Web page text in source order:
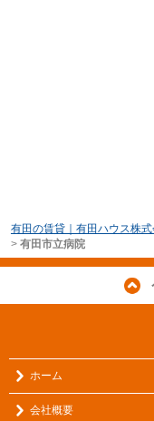
有田の賃貸｜有田ハウス株式
> 有田市立病院
ホーム
会社概要